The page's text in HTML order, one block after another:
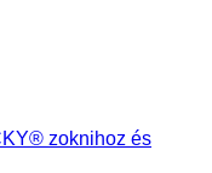
zoknihoz és